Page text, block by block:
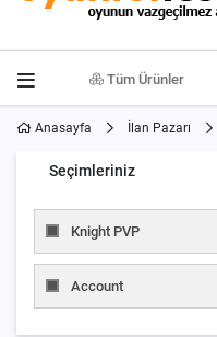
Tüm Ürünler
Anasayfa İlan Pazarı
Seçimleriniz
Knight PVP
Account